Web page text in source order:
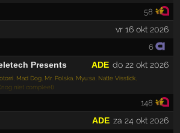
58
vr 16 okt 2026
6
Presents do 22 okt 2026
ADE
Mad Dog Mr. Polska Myu:sa Natte Visstick
(nog niet compleet)
148
za 24 okt 2026
ADE